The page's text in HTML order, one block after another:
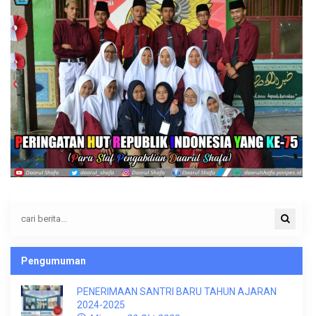
Pengumuman
PENERIMAAN SANTRI BARU TAHUN AJARAN
2024-2025